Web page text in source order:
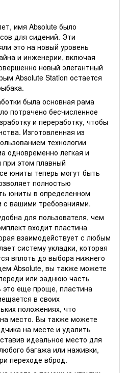
имя Absolute было
для сидений. Эти
это на новый уровень
и инженерии, включая
новый элегантный
Absolute Station остается
была основная рама
потрачено бесчисленное
и переработку, чтобы
Изготовленная из
технологии
одновременно легкая и
при этом плавный
юниты теперь могут быть
полностью
юниты в определенном
с вашими требованиями.
для пользователя, чем
входит пластина
взаимодействует с любым
систему укладки, которая
вплоть до выбора нижнего
Absolute, вы также можете
или заднюю часть
это еще проще, пластина
в своих
положениях, что
место. Вы также можете
на месте и удалить
идеальное место для
багажа или наживки,
переходе вброд.